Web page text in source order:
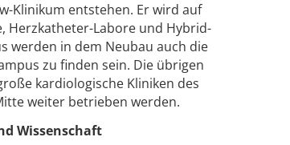
Klinikum entstehen. Er wird auf
Herzkatheter-Labore und Hybrid-
werden in dem Neubau auch die
zu finden sein. Die übrigen
kardiologische Kliniken des
weiter betrieben werden.
Wissenschaft